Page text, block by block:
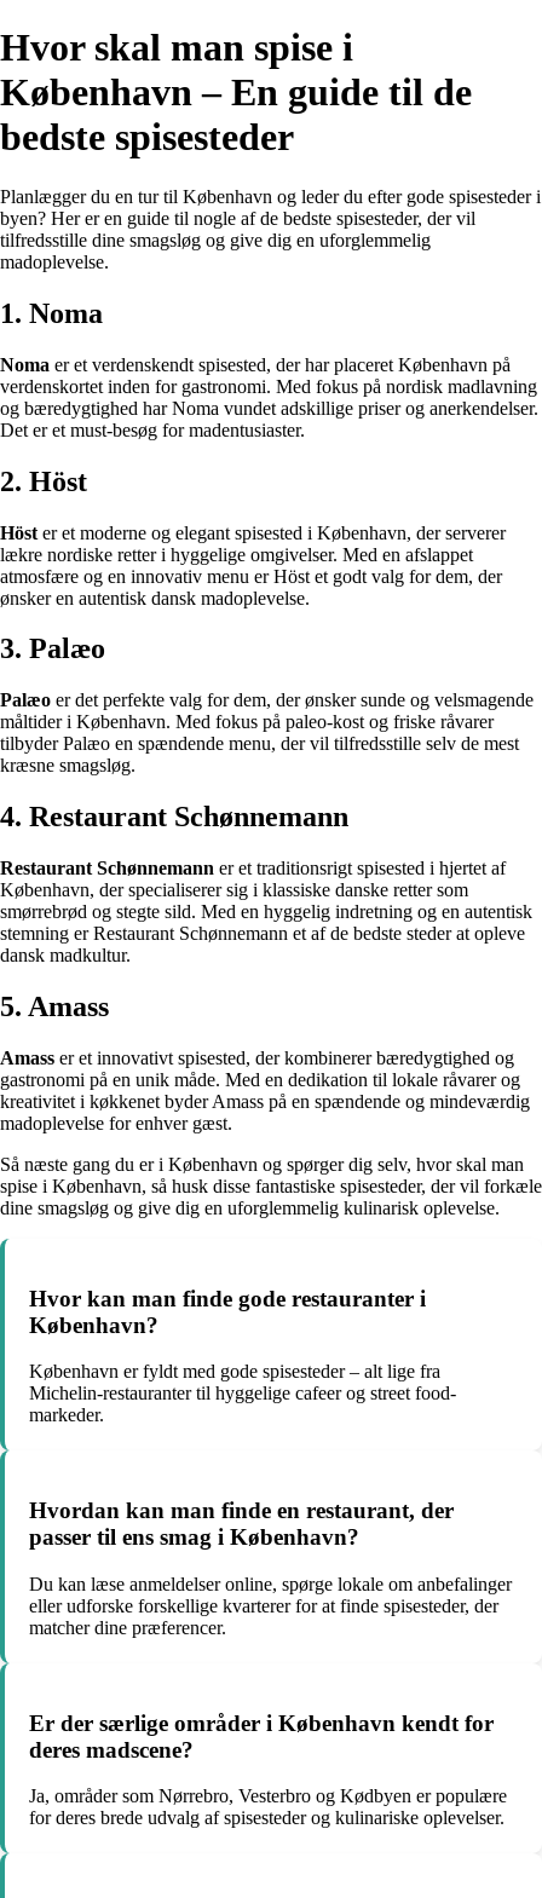
Hvor skal man spise i
København – En guide til de
bedste spisesteder
Planlægger du en tur til København og leder du efter gode spisesteder i
byen? Her er en guide til nogle af de bedste spisesteder, der vil
tilfredsstille dine smagsløg og give dig en uforglemmelig
madoplevelse.
1. Noma
Noma er et verdenskendt spisested, der har placeret København på
verdenskortet inden for gastronomi. Med fokus på nordisk madlavning
og bæredygtighed har Noma vundet adskillige priser og anerkendelser.
Det er et must-besøg for madentusiaster.
2. Höst
Höst er et moderne og elegant spisested i København, der serverer
lækre nordiske retter i hyggelige omgivelser. Med en afslappet
atmosfære og en innovativ menu er Höst et godt valg for dem, der
ønsker en autentisk dansk madoplevelse.
3. Palæo
Palæo er det perfekte valg for dem, der ønsker sunde og velsmagende
måltider i København. Med fokus på paleo-kost og friske råvarer
tilbyder Palæo en spændende menu, der vil tilfredsstille selv de mest
kræsne smagsløg.
4. Restaurant Schønnemann
Restaurant Schønnemann er et traditionsrigt spisested i hjertet af
København, der specialiserer sig i klassiske danske retter som
smørrebrød og stegte sild. Med en hyggelig indretning og en autentisk
stemning er Restaurant Schønnemann et af de bedste steder at opleve
dansk madkultur.
5. Amass
Amass er et innovativt spisested, der kombinerer bæredygtighed og
gastronomi på en unik måde. Med en dedikation til lokale råvarer og
kreativitet i køkkenet byder Amass på en spændende og mindeværdig
madoplevelse for enhver gæst.
Så næste gang du er i København og spørger dig selv, hvor skal man
spise i København, så husk disse fantastiske spisesteder, der vil forkæle
dine smagsløg og give dig en uforglemmelig kulinarisk oplevelse.
Hvor kan man finde gode restauranter i
København?
København er fyldt med gode spisesteder – alt lige fra
Michelin-restauranter til hyggelige cafeer og street food-
markeder.
Hvordan kan man finde en restaurant, der
passer til ens smag i København?
Du kan læse anmeldelser online, spørge lokale om anbefalinger
eller udforske forskellige kvarterer for at finde spisesteder, der
matcher dine præferencer.
Er der særlige områder i København kendt for
deres madscene?
Ja, områder som Nørrebro, Vesterbro og Kødbyen er populære
for deres brede udvalg af spisesteder og kulinariske oplevelser.